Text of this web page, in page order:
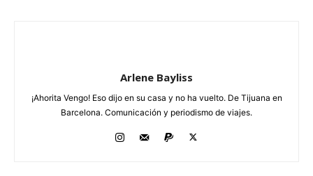
Arlene Bayliss
¡Ahorita Vengo! Eso dijo en su casa y no ha vuelto. De Tijuana en
Barcelona. Comunicación y periodismo de viajes.